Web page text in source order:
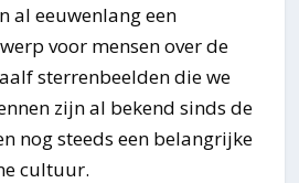
al eeuwenlang een
voor mensen over de
sterrenbeelden die we
zijn al bekend sinds de
nog steeds een belangrijke
cultuur.